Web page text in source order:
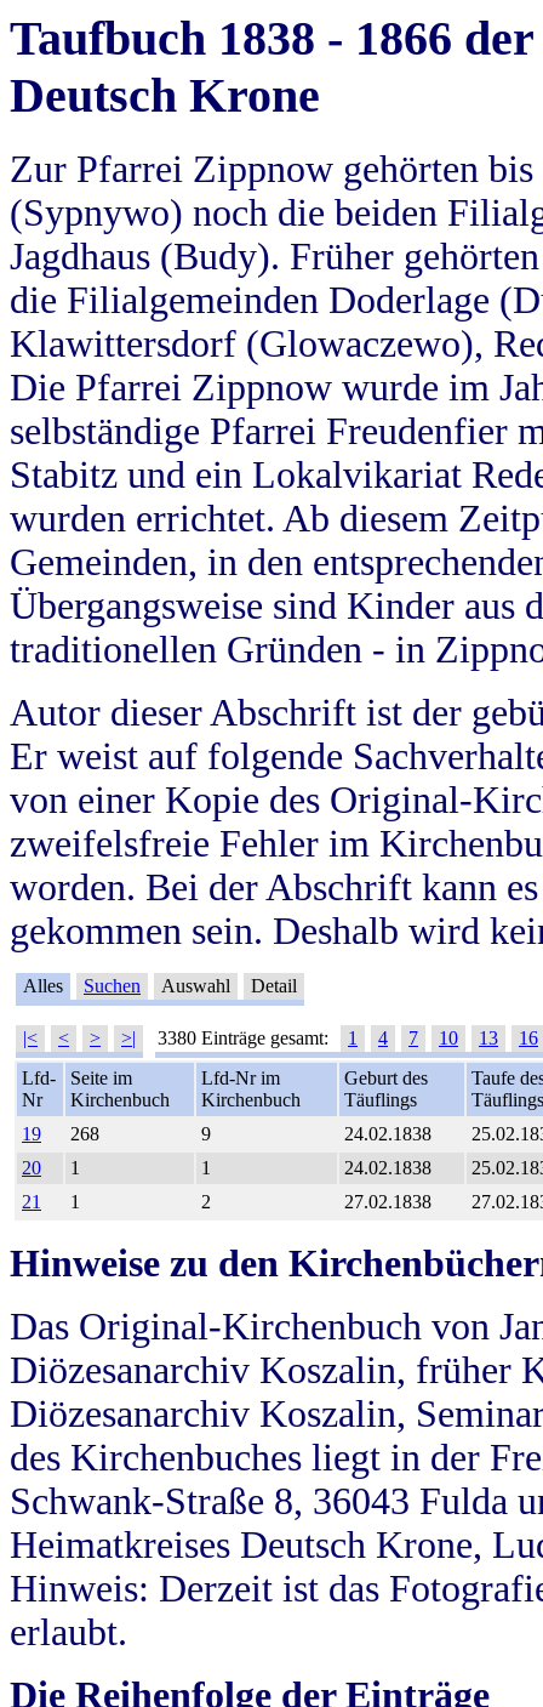
Taufbuch 1838 - 1866
Deutsch Krone
Zur Pfarrei Zippnow gehörten
(Sypnywo) noch die beiden
Jagdhaus (Budy). Früher
die Filialgemeinden Doderlage
Klawittersdorf (Glowaczewo),
Die Pfarrei Zippnow wurde im
selbständige Pfarrei Freudenfier
Stabitz und ein Lokalvikariat
wurden errichtet. Ab diesem
Gemeinden, in den
Übergangsweise sind Kinder aus
traditionellen Gründen - in
Autor dieser Abschrift ist der
Er weist auf folgende
von einer Kopie des Original-
zweifelsfreie Fehler im
worden. Bei der Abschrift kann
gekommen sein. Deshalb wird
Alles Suchen Auswahl Detail
|< < > >| 3380 Einträge gesamt: 1 4 7 10 13
16
Lfd-
Nr
Seite im
Kirchenbuch
Lfd-Nr im
Kirchenbuch
Geburt des
Täuflings
Taufe
Täuflings
19
268 9 24.02.1838
20
1 1 24.02.1838
21
1 2 27.02.1838
Hinweise zu den
Das Original-Kirchenbuch von
Diözesanarchiv Koszalin, früher
Diözesanarchiv Koszalin,
des Kirchenbuches liegt in der
Schwank-Straße 8, 36043 Fulda
Heimatkreises Deutsch Krone,
Hinweis: Derzeit ist das
erlaubt.
Die Reihenfolge der Einträge